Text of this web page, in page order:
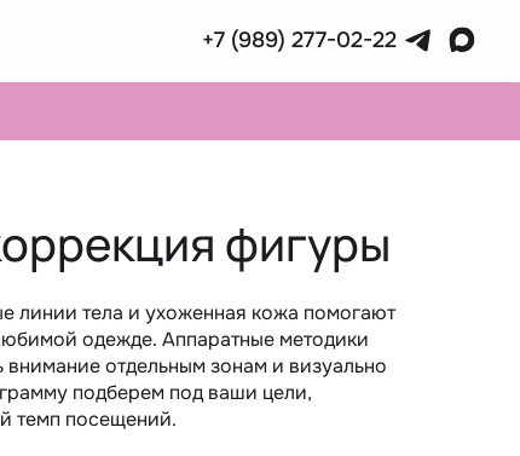
+7 (989) 277-02-22
фигуры
линии тела и ухоженная кожа помогают
одежде. Аппаратные методики
внимание отдельным зонам и визуально
подберем под ваши цели,
темп посещений.